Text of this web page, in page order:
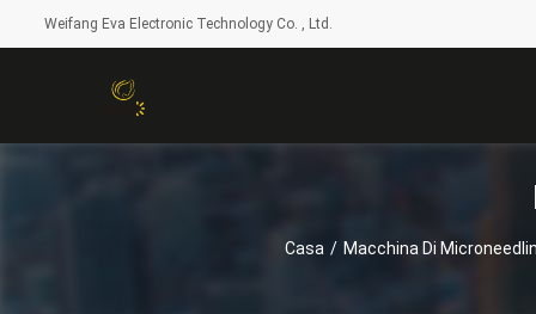
Weifang Eva Electronic Technology Co. , Ltd.
Casa / Macchina Di